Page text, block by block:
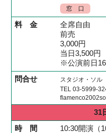
窓 口
全席自由
前売
3,000円
当日3,500円
※公演前日
スタジオ・ソル
TEL 03-5999-
31
10:30開演（